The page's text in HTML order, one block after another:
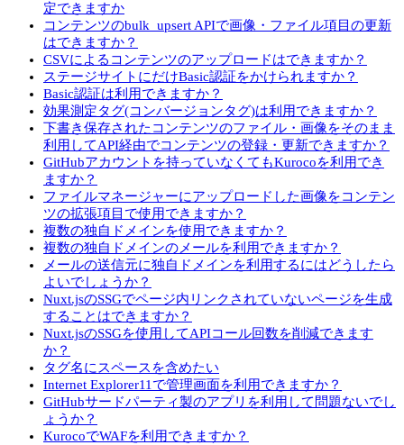
定できますか
コンテンツのbulk_upsert APIで画像・ファイル項目の更新
はできますか？
CSVによるコンテンツのアップロードはできますか？
ステージサイトにだけBasic認証をかけられますか？
Basic認証は利用できますか？
効果測定タグ(コンバージョンタグ)は利用できますか？
下書き保存されたコンテンツのファイル・画像をそのまま
利用してAPI経由でコンテンツの登録・更新できますか？
GitHubアカウントを持っていなくてもKurocoを利用でき
ますか？
ファイルマネージャーにアップロードした画像をコンテン
ツの拡張項目で使用できますか？
複数の独自ドメインを使用できますか？
複数の独自ドメインのメールを利用できますか？
メールの送信元に独自ドメインを利用するにはどうしたら
よいでしょうか？
Nuxt.jsのSSGでページ内リンクされていないページを生成
することはできますか？
Nuxt.jsのSSGを使用してAPIコール回数を削減できます
か？
タグ名にスペースを含めたい
Internet Explorer11で管理画面を利用できますか？
GitHubサードパーティ製のアプリを利用して問題ないでし
ょうか？
KurocoでWAFを利用できますか？